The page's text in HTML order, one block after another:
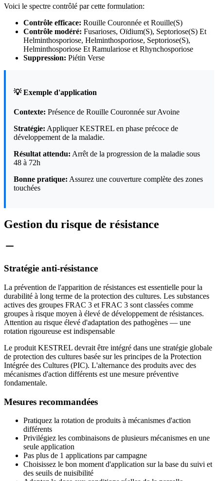
Voici le spectre contrôlé par cette formulation:
Contrôle efficace: Rouille Couronnée et Rouille(S)
Contrôle modéré: Fusarioses, Oïdium(S), Septoriose(S) Et
Helminthosporiose, Helminthosporiose, Septoriose(S),
Helminthosporiose Et Ramulariose et Rhynchosporiose
Suppression: Piétin Verse
💡 Exemple d'application
Contexte: Présence de Rouille Couronnée sur Avoine
Stratégie: Appliquer KESTREL en phase précoce de
développement de la maladie.
Résultat attendu: Arrêt de la progression de la maladie sous
48 à 72h
Bonne pratique: Assurez une couverture complète des zones
touchées
Gestion du risque de résistance
Stratégie anti-résistance
La prévention de l'apparition de résistances est essentielle pour la
durabilité à long terme de la protection des cultures. Les substances
actives des groupes FRAC 3 et FRAC 3 sont classées comme
groupes à risque moyen à élevé de développement de résistances.
Attention au risque élevé d'adaptation des pathogènes — une
rotation rigoureuse est indispensable
Le produit KESTREL devrait être intégré dans une stratégie globale
de protection des cultures basée sur les principes de la Protection
Intégrée des Cultures (PIC). L'alternance des produits avec des
mécanismes d'action différents est une mesure préventive
fondamentale.
Mesures recommandées
Pratiquez la rotation de produits à mécanismes d'action
différents
Privilégiez les combinaisons de plusieurs mécanismes en une
seule application
Pas plus de 1 applications par campagne
Choisissez le bon moment d'application sur la base du suivi et
des seuils de nuisibilité